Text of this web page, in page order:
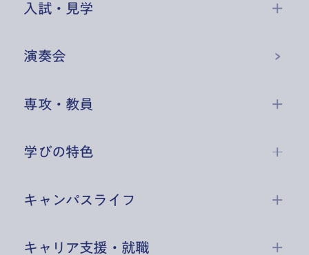
入試・見学
演奏会
専攻・教員
学びの特色
キャンパスライフ
キャリア支援・就職